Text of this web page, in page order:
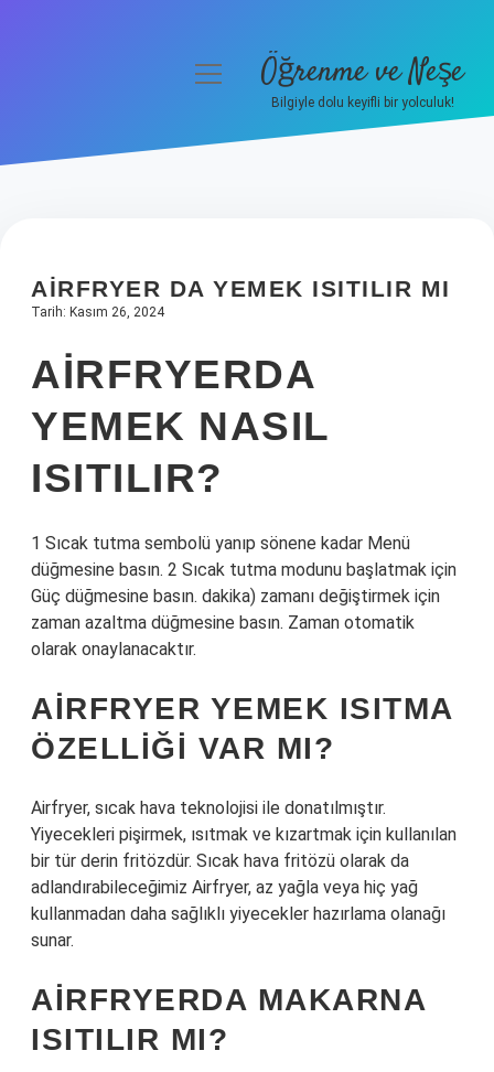
Hakkımızda
menüyüÖğrenme ve Neşe
Bilgiyle dolu keyifli bir yolculuk!
AIRFRYER DA YEMEK ISITILIR MI
Tarih: Kasım 26, 2024
AIRFRYERDA
YEMEK NASIL
ISITILIR?
1 Sıcak tutma sembolü yanıp sönene kadar Menü
düğmesine basın. 2 Sıcak tutma modunu başlatmak için
Güç düğmesine basın. dakika) zamanı değiştirmek için
zaman azaltma düğmesine basın. Zaman otomatik
olarak onaylanacaktır.
AIRFRYER YEMEK ISITMA
ÖZELLIĞI VAR MI?
Airfryer, sıcak hava teknolojisi ile donatılmıştır.
Yiyecekleri pişirmek, ısıtmak ve kızartmak için kullanılan
bir tür derin fritözdür. Sıcak hava fritözü olarak da
adlandırabileceğimiz Airfryer, az yağla veya hiç yağ
kullanmadan daha sağlıklı yiyecekler hazırlama olanağı
sunar.
AIRFRYERDA MAKARNA
ISITILIR MI?